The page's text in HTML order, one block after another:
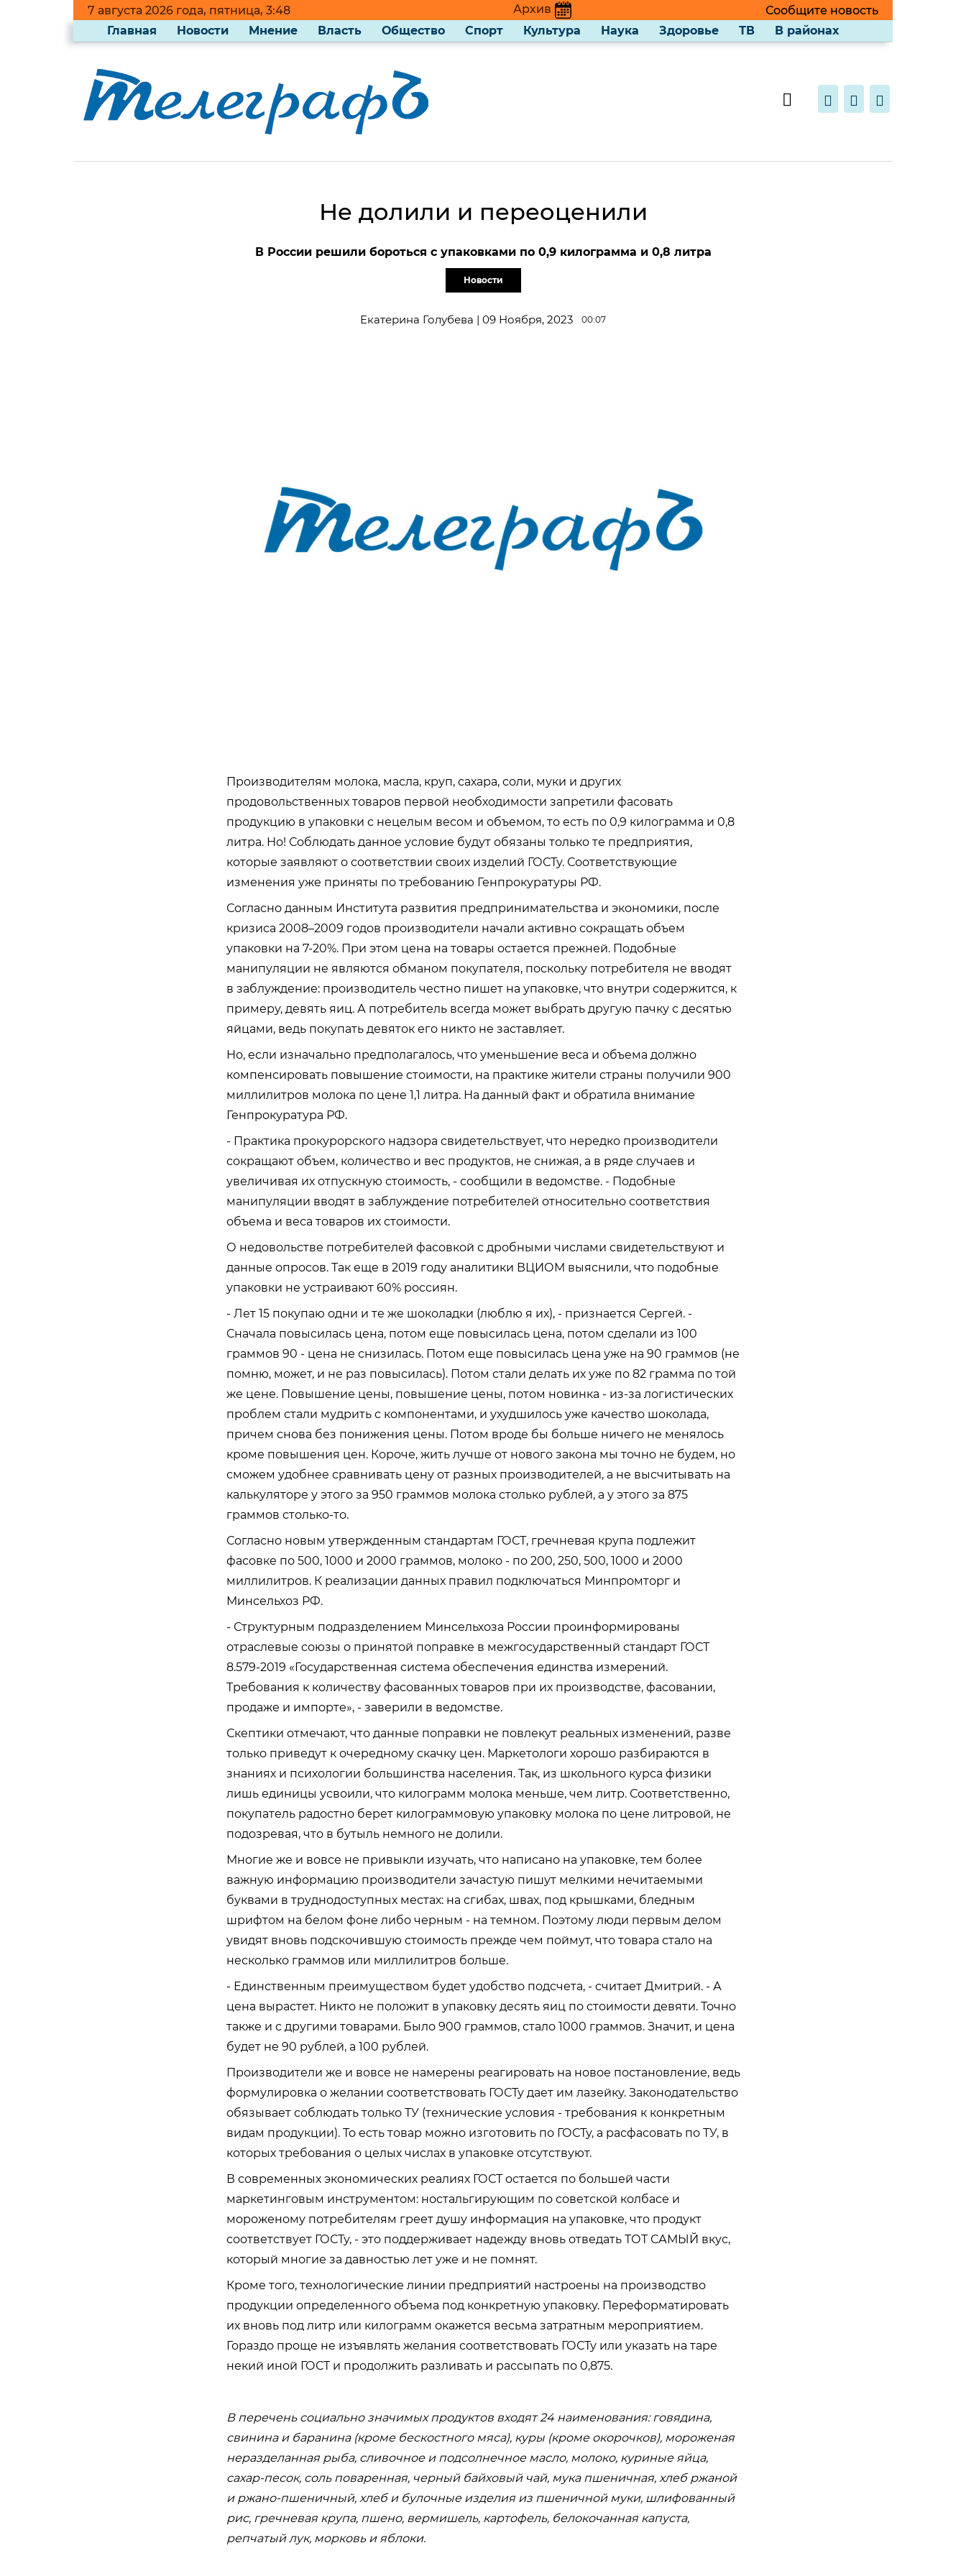
7 августа 2026 года, пятница, 3:48 Архив
Сообщите новость
Главная
Новости Мнение Власть Общество Спорт Культура Наука Здоровье ТВ В районах
Не долили и переоценили
В России решили бороться с упаковками по 0,9 килограмма и 0,8 литра
Новости
Екатерина Голубева | 09 Ноября, 2023 00:07
Производителям молока, масла, круп, сахара, соли, муки и других
продовольственных товаров первой необходимости запретили фасовать
продукцию в упаковки с нецелым весом и объемом, то есть по 0,9 килограмма и 0,8
литра. Но! Соблюдать данное условие будут обязаны только те предприятия,
которые заявляют о соответствии своих изделий ГОСТу. Соответствующие
изменения уже приняты по требованию Генпрокуратуры РФ.
Согласно данным Института развития предпринимательства и экономики, после
кризиса 2008–2009 годов производители начали активно сокращать объем
упаковки на 7-20%. При этом цена на товары остается прежней. Подобные
манипуляции не являются обманом покупателя, поскольку потребителя не вводят
в заблуждение: производитель честно пишет на упаковке, что внутри содержится, к
примеру, девять яиц. А потребитель всегда может выбрать другую пачку с десятью
яйцами, ведь покупать девяток его никто не заставляет.
Но, если изначально предполагалось, что уменьшение веса и объема должно
компенсировать повышение стоимости, на практике жители страны получили 900
миллилитров молока по цене 1,1 литра. На данный факт и обратила внимание
Генпрокуратура РФ.
- Практика прокурорского надзора свидетельствует, что нередко производители
сокращают объем, количество и вес продуктов, не снижая, а в ряде случаев и
увеличивая их отпускную стоимость, - сообщили в ведомстве. - Подобные
манипуляции вводят в заблуждение потребителей относительно соответствия
объема и веса товаров их стоимости.
О недовольстве потребителей фасовкой с дробными числами свидетельствуют и
данные опросов. Так еще в 2019 году аналитики ВЦИОМ выяснили, что подобные
упаковки не устраивают 60% россиян.
- Лет 15 покупаю одни и те же шоколадки (люблю я их), - признается Сергей. -
Сначала повысилась цена, потом еще повысилась цена, потом сделали из 100
граммов 90 - цена не снизилась. Потом еще повысилась цена уже на 90 граммов (не
помню, может, и не раз повысилась). Потом стали делать их уже по 82 грамма по той
же цене. Повышение цены, повышение цены, потом новинка - из-за логистических
проблем стали мудрить с компонентами, и ухудшилось уже качество шоколада,
причем снова без понижения цены. Потом вроде бы больше ничего не менялось
кроме повышения цен. Короче, жить лучше от нового закона мы точно не будем, но
сможем удобнее сравнивать цену от разных производителей, а не высчитывать на
калькуляторе у этого за 950 граммов молока столько рублей, а у этого за 875
граммов столько-то.
Согласно новым утвержденным стандартам ГОСТ, гречневая крупа подлежит
фасовке по 500, 1000 и 2000 граммов, молоко - по 200, 250, 500, 1000 и 2000
миллилитров. К реализации данных правил подключаться Минпромторг и
Минсельхоз РФ.
- Структурным подразделением Минсельхоза России проинформированы
отраслевые союзы о принятой поправке в межгосударственный стандарт ГОСТ
8.579-2019 «Государственная система обеспечения единства измерений.
Требования к количеству фасованных товаров при их производстве, фасовании,
продаже и импорте», - заверили в ведомстве.
Скептики отмечают, что данные поправки не повлекут реальных изменений, разве
только приведут к очередному скачку цен. Маркетологи хорошо разбираются в
знаниях и психологии большинства населения. Так, из школьного курса физики
лишь единицы усвоили, что килограмм молока меньше, чем литр. Соответственно,
покупатель радостно берет килограммовую упаковку молока по цене литровой, не
подозревая, что в бутыль немного не долили.
Многие же и вовсе не привыкли изучать, что написано на упаковке, тем более
важную информацию производители зачастую пишут мелкими нечитаемыми
буквами в труднодоступных местах: на сгибах, швах, под крышками, бледным
шрифтом на белом фоне либо черным - на темном. Поэтому люди первым делом
увидят вновь подскочившую стоимость прежде чем поймут, что товара стало на
несколько граммов или миллилитров больше.
- Единственным преимуществом будет удобство подсчета, - считает Дмитрий. - А
цена вырастет. Никто не положит в упаковку десять яиц по стоимости девяти. Точно
также и с другими товарами. Было 900 граммов, стало 1000 граммов. Значит, и цена
будет не 90 рублей, а 100 рублей.
Производители же и вовсе не намерены реагировать на новое постановление, ведь
формулировка о желании соответствовать ГОСТу дает им лазейку. Законодательство
обязывает соблюдать только ТУ (технические условия - требования к конкретным
видам продукции). То есть товар можно изготовить по ГОСТу, а расфасовать по ТУ, в
которых требования о целых числах в упаковке отсутствуют.
В современных экономических реалиях ГОСТ остается по большей части
маркетинговым инструментом: ностальгирующим по советской колбасе и
мороженому потребителям греет душу информация на упаковке, что продукт
соответствует ГОСТу, - это поддерживает надежду вновь отведать ТОТ САМЫЙ вкус,
который многие за давностью лет уже и не помнят.
Кроме того, технологические линии предприятий настроены на производство
продукции определенного объема под конкретную упаковку. Переформатировать
их вновь под литр или килограмм окажется весьма затратным мероприятием.
Гораздо проще не изъявлять желания соответствовать ГОСТу или указать на таре
некий иной ГОСТ и продолжить разливать и рассыпать по 0,875.
В перечень социально значимых продуктов входят 24 наименования: говядина,
свинина и баранина (кроме бескостного мяса), куры (кроме окорочков), мороженая
неразделанная рыба, сливочное и подсолнечное масло, молоко, куриные яйца,
сахар-песок, соль поваренная, черный байховый чай, мука пшеничная, хлеб ржаной
и ржано-пшеничный, хлеб и булочные изделия из пшеничной муки, шлифованный
рис, гречневая крупа, пшено, вермишель, картофель, белокочанная капуста,
репчатый лук, морковь и яблоки.